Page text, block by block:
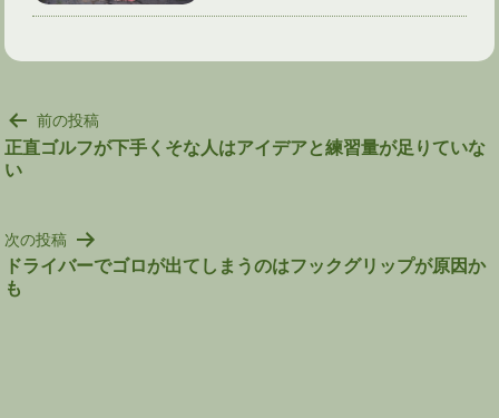
投
稿
ナ
ゲ
ー
シ
ョ
前の投稿
正直ゴルフが下手くそな人はアイデアと練習量が足りていな
い
次の投稿
ドライバーでゴロが出てしまうのはフックグリップが原因か
も